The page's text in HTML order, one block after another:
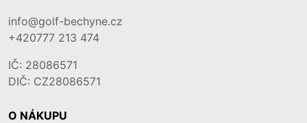
info@golf-bechyne.cz
+420777 213 474
IČ: 28086571
DIČ: CZ28086571
O NÁKUPU